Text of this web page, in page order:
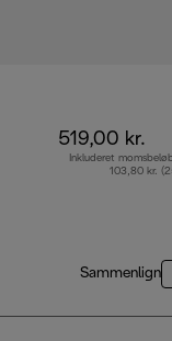
519,00 kr.
Inkluderet
103,80 kr.
Sammenlign